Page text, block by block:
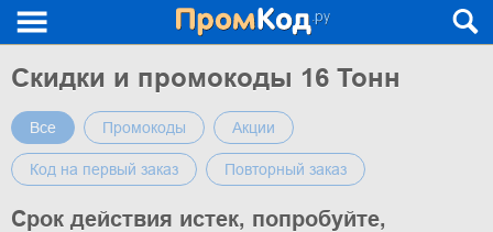
Скидки и промокоды 16 Тонн
Все Промокоды Акции
Код на первый заказ Повторный заказ
Срок действия истек, попробуйте,